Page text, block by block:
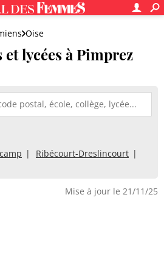
Oise
et lycées à Pimprez
Ribécourt-Dreslincourt
Mise à jour le 21/11/25